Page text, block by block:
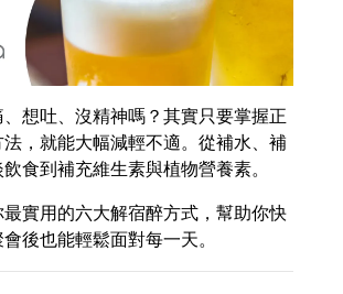
想吐、沒精神嗎？其實只要掌握正
，就能大幅減輕不適。從補水、補
食到補充維生素與植物營養素。
實用的六大解宿醉方式，幫助你快
後也能輕鬆面對每一天。